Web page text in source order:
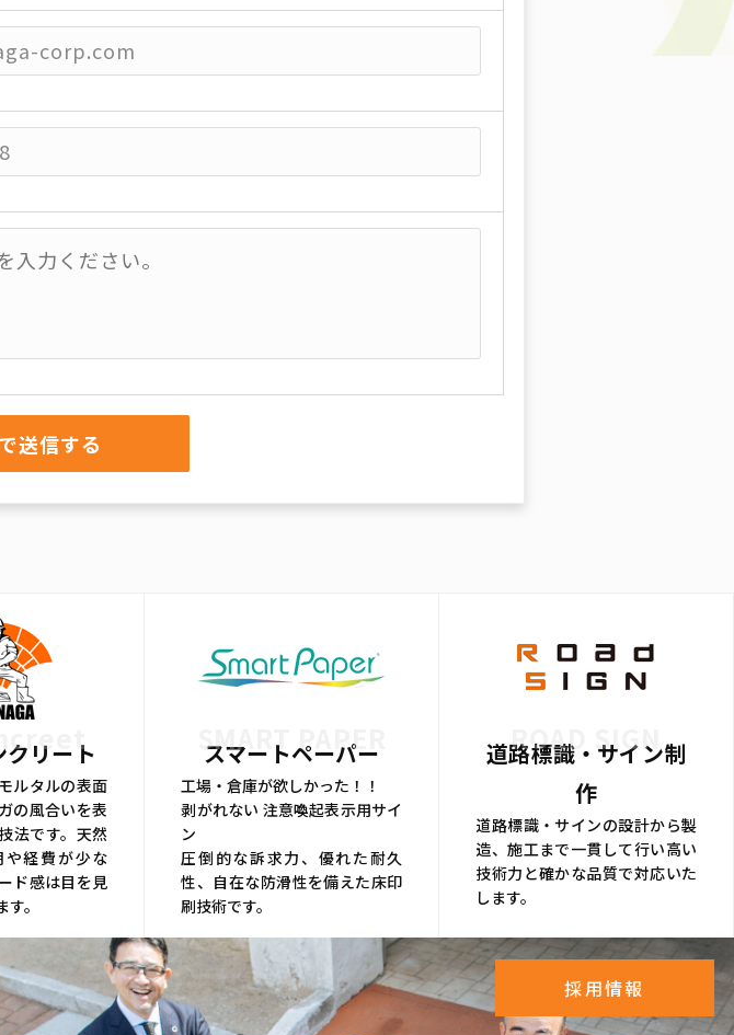
クリート
ルタルの表面
の風合いを表
法です。天然
経費が少な
ド感は目を見
。
SMART PAPER
スマートペーパー
工場・倉庫が欲しかった！！
剥がれない 注意喚起表示用サイ
ン
圧倒的な訴求力、優れた耐久
性、自在な防滑性を備えた床印
刷技術です。
ROAD SIGN
道路標識・サイン制
作
道路標識・サインの設計から製
造、施工まで一貫して行い高い
技術力と確かな品質で対応いた
します。
採用情報